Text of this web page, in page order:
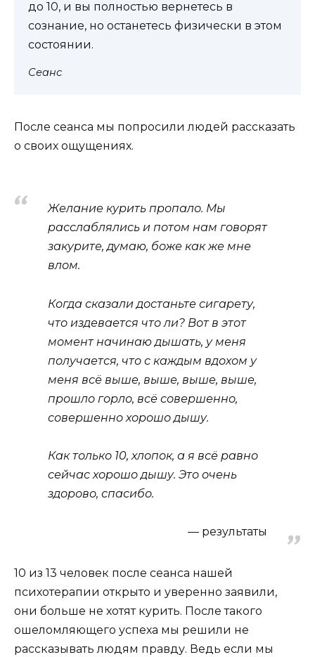
до 10, и вы полностью вернетесь в
сознание, но останетесь физически в этом
состоянии.
Сеанс
После сеанса мы попросили людей рассказать
о своих ощущениях.
Желание курить пропало. Мы
расслаблялись и потом нам говорят
закурите, думаю, боже как же мне
влом.
Когда сказали достаньте сигарету,
что издевается что ли? Вот в этот
момент начинаю дышать, у меня
получается, что с каждым вдохом у
меня всё выше, выше, выше, выше,
прошло горло, всё совершенно,
совершенно хорошо дышу.
Как только 10, хлопок, а я всё равно
сейчас хорошо дышу. Это очень
здорово, спасибо.
результаты
10 из 13 человек после сеанса нашей
психотерапии открыто и уверенно заявили,
они больше не хотят курить. После такого
ошеломляющего успеха мы решили не
рассказывать людям правду. Ведь если мы